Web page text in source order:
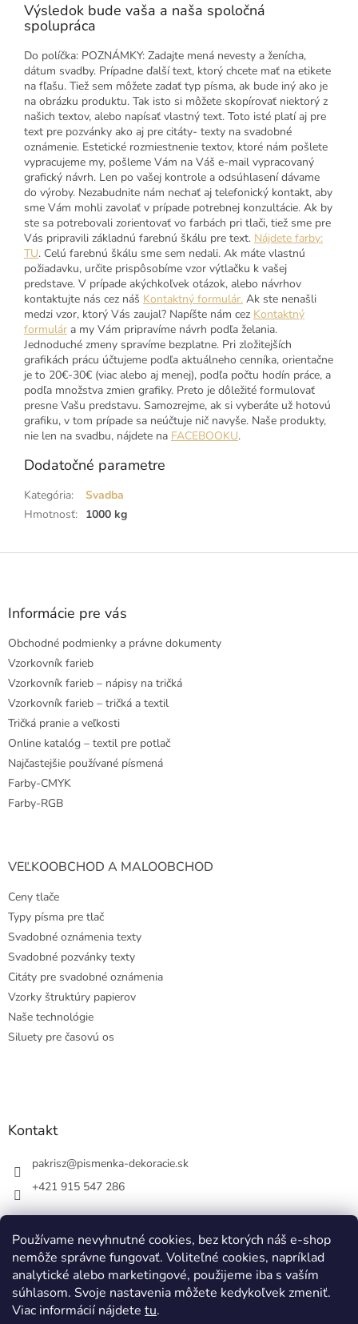
Používame nevyhnutné cookies, bez ktorých náš e-shop
nemôže správne fungovať. Voliteľné cookies, napríklad
analytické alebo marketingové, použijeme iba s vaším
súhlasom. Svoje nastavenia môžete kedykoľvek zmeniť.
Viac informácií nájdete tu.
Výsledok bude vaša a naša spoločná
spolupráca
Do políčka: POZNÁMKY: Zadajte mená nevesty a ženícha,
dátum svadby. Prípadne ďalší text, ktorý chcete mať na etikete
na fľašu. Tiež sem môžete zadať typ písma, ak bude iný ako je
na obrázku produktu. Tak isto si môžete skopírovať niektorý z
našich textov, alebo napísať vlastný text. Toto isté platí aj pre
text pre pozvánky ako aj pre citáty- texty na svadobné
oznámenie. Estetické rozmiestnenie textov, ktoré nám pošlete
vypracujeme my, pošleme Vám na Váš e-mail vypracovaný
grafický návrh. Len po vašej kontrole a odsúhlasení dávame
do výroby. Nezabudnite nám nechať aj telefonický kontakt, aby
sme Vám mohli zavolať v prípade potrebnej konzultácie. Ak by
ste sa potrebovali zorientovať vo farbách pri tlači, tiež sme pre
Vás pripravili základnú farebnú škálu pre text. Nájdete farby:
TU. Celú farebnú škálu sme sem nedali. Ak máte vlastnú
požiadavku, určite prispôsobíme vzor výtlačku k vašej
predstave. V prípade akýchkoľvek otázok, alebo návrhov
kontaktujte nás cez náš Kontaktný formulár. Ak ste nenašli
medzi vzor, ktorý Vás zaujal? Napíšte nám cez Kontaktný
formulár a my Vám pripravíme návrh podľa želania.
Jednoduché zmeny spravíme bezplatne. Pri zložitejších
grafikách prácu účtujeme podľa aktuálneho cenníka, orientačne
je to 20€-30€ (viac alebo aj menej), podľa počtu hodín práce, a
podľa množstva zmien grafiky. Preto je dôležité formulovať
presne Vašu predstavu. Samozrejme, ak si vyberáte už hotovú
grafiku, v tom prípade sa neúčtuje nič navyše. Naše produkty,
nie len na svadbu, nájdete na FACEBOOKU.
Dodatočné parametre
Kategória:
Svadba
Hmotnosť: 1000 kg
Z
Informácie pre vás
Obchodné podmienky a právne dokumenty
Vzorkovník farieb
Vzorkovník farieb – nápisy na tričká
Vzorkovník farieb – tričká a textil
Tričká pranie a veľkosti
Online katalóg – textil pre potlač
Najčastejšie používané písmená
Farby-CMYK
Farby-RGB
VEĽKOOBCHOD A MALOOBCHOD
Ceny tlače
Typy písma pre tlač
Svadobné oznámenia texty
Svadobné pozvánky texty
Citáty pre svadobné oznámenia
Vzorky štruktúry papierov
Naše technológie
Siluety pre časovú os
Kontakt
pakrisz@pismenka-dekoracie.sk
+421 915 547 286
Facebook